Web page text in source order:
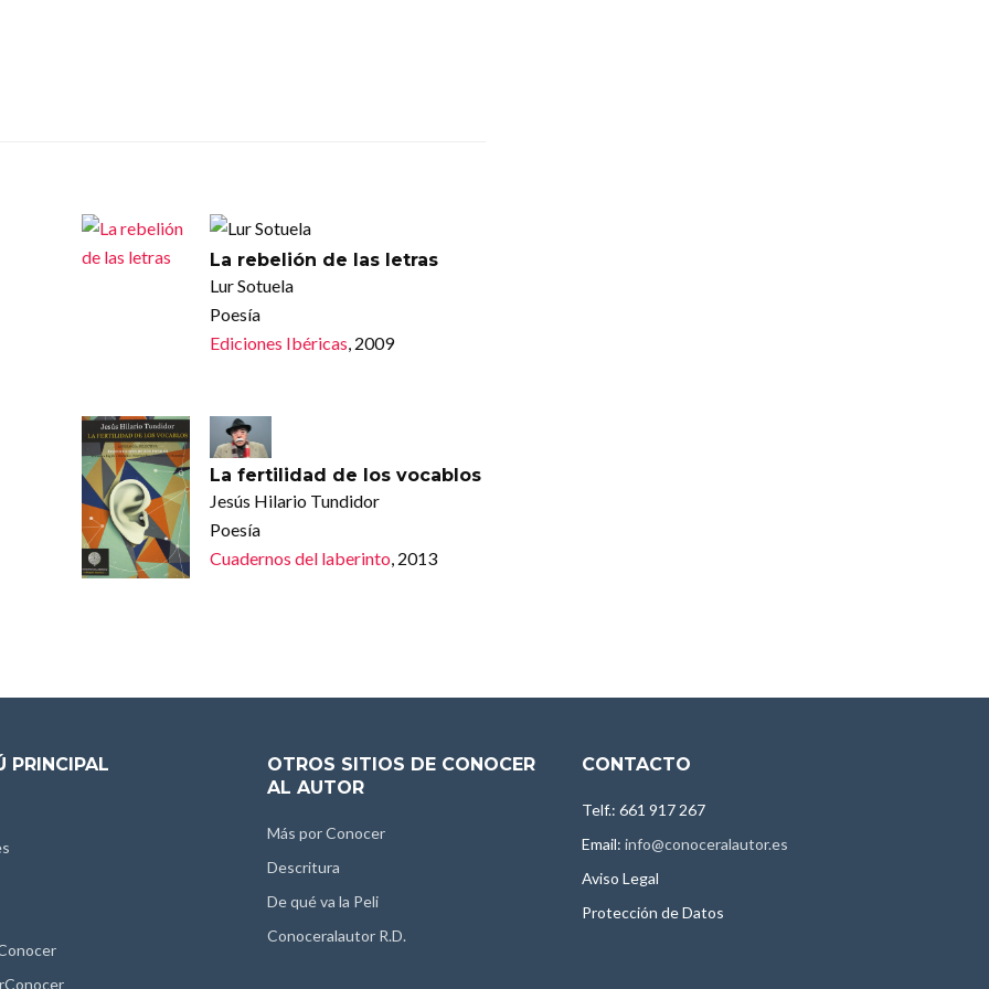
La rebelión de las letras
Lur Sotuela
Poesía
Ediciones Ibéricas, 2009
La fertilidad de los vocablos
Jesús Hilario Tundidor
Poesía
Cuadernos del laberinto , 2013
PRINCIPAL
OTROS SITIOS DE CONOCER
AL AUTOR
Más por Conocer
Descritura
De qué va la Peli
Conoceralautor R.D.
CONTACTO
Telf.: 661 917 267
Email: info@conoceralautor.es
Aviso Legal
Protección de Datos